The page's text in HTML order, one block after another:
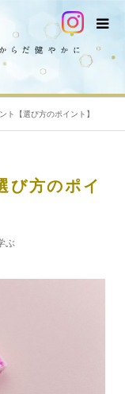
ト【選び方のポイント】
び方のポイ
ぶ